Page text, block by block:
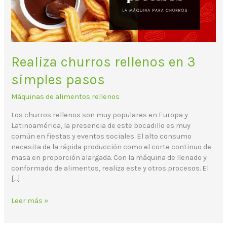
Realiza churros rellenos en 3
simples pasos
Máquinas de alimentos rellenos
Los churros rellenos son muy populares en Europa y
Latinoamérica, la presencia de este bocadillo es muy
común en fiestas y eventos sociales. El alto consumo
necesita de la rápida producción como el corte continuo de
masa en proporción alargada. Con la máquina de llenado y
conformado de alimentos, realiza este y otros procesos. El
[…]
Leer más »